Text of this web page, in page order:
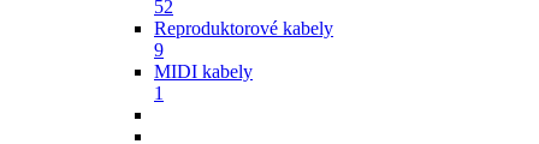
52
Reproduktorové kabely
9
MIDI kabely
1